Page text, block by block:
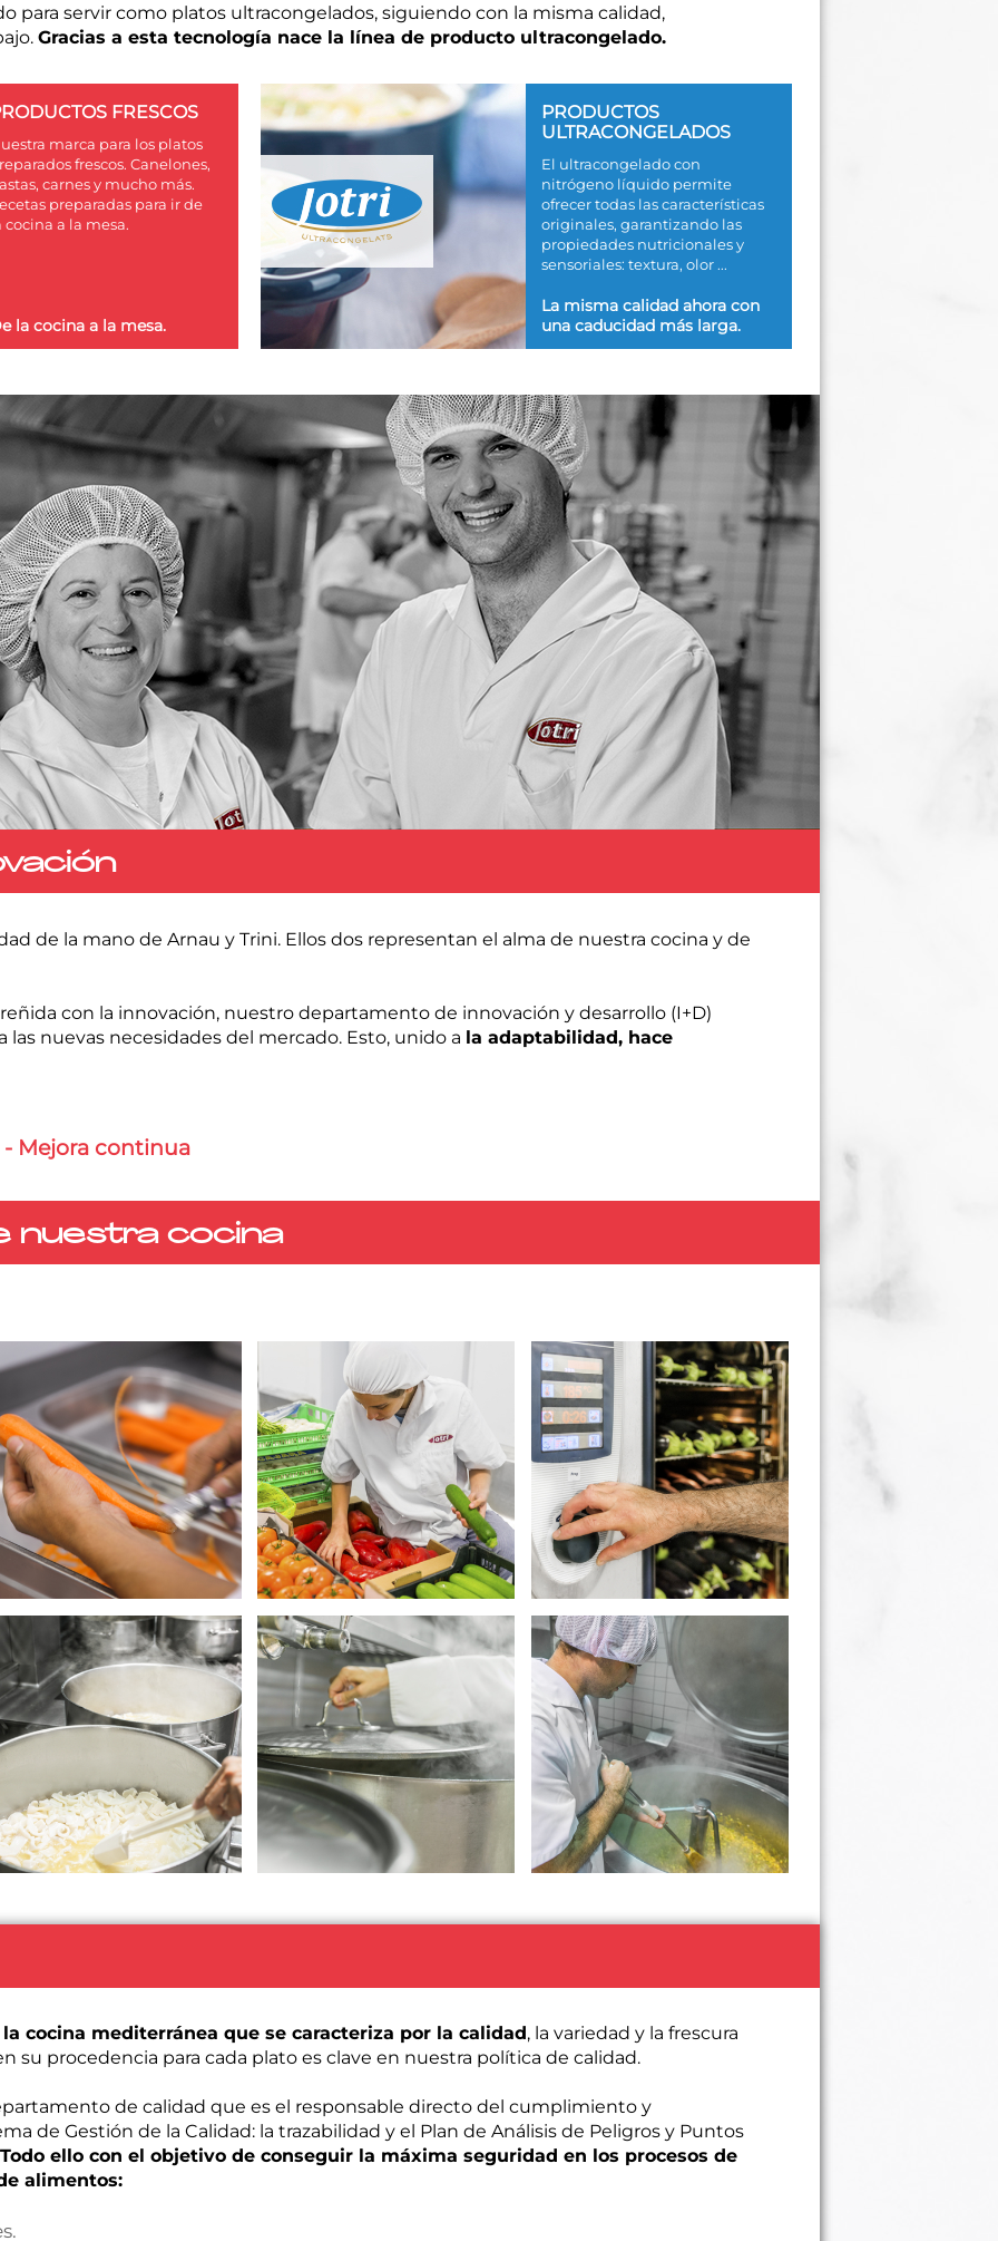
para servir como platos ultracongelados, siguiendo con la misma calidad,
Gracias a esta tecnología nace la línea de producto ultracongelado.
FRESCOS
marca para los platos
frescos. Canelones,
carnes y mucho más.
preparadas para ir de
cocina a la mesa.
la cocina a la mesa.
PRODUCTOS
ULTRACONGELADOS
El ultracongelado con
nitrógeno líquido permite
ofrecer todas las características
originales, garantizando las
propiedades nutricionales y
sensoriales: textura, olor ...
La misma calidad ahora con
una caducidad más larga.
de la mano de Arnau y Trini. Ellos dos representan el alma de nuestra cocina y de
con la innovación, nuestro departamento de innovación y desarrollo (I+D)
las nuevas necesidades del mercado. Esto, unido a la adaptabilidad, hace
Mejora continua
nuestra cocina
cocina mediterránea que se caracteriza por la calidad, la variedad y la frescura
su procedencia para cada plato es clave en nuestra política de calidad.
de calidad que es el responsable directo del cumplimiento y
de Gestión de la Calidad: la trazabilidad y el Plan de Análisis de Peligros y Puntos
Todo ello con el objetivo de conseguir la máxima seguridad en los procesos de
alimentos: